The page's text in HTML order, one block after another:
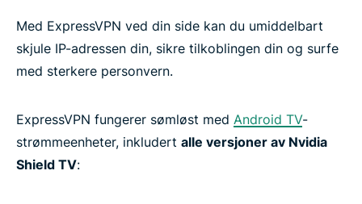
Med ExpressVPN ved din side kan du umiddelbart
skjule IP-adressen din, sikre tilkoblingen din og surfe
med sterkere personvern.
ExpressVPN fungerer sømløst med Android TV-
strømmeenheter, inkludert alle versjoner av Nvidia
Shield TV: